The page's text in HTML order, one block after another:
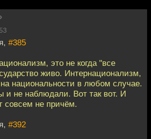
#385
это не когда "все
живо. Интернационализм,
на национальности в любом случае.
и не наблюдали. Вот так вот. И
совсем не причём.
#392